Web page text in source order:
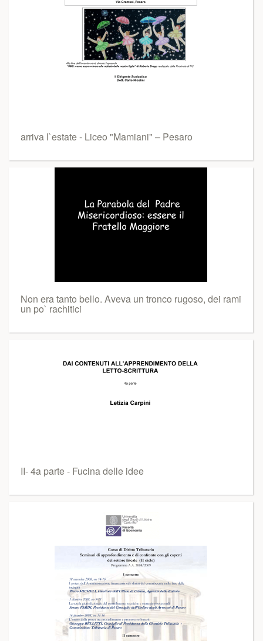
arriva l`estate - Liceo "Mamiani" – Pesaro
Non era tanto bello. Aveva un tronco rugoso, dei rami
un po` rachitici
II- 4a parte - Fucina delle idee